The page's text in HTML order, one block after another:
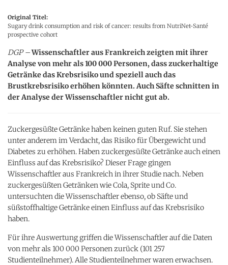
Original Titel:
Sugary drink consumption and risk of cancer: results from NutriNet-Santé
prospective cohort
DGP –Wissenschaftler aus Frankreich zeigten mit ihrer
Analyse von mehr als 100 000 Personen, dass zuckerhaltige
Getränke das Krebsrisiko und speziell auch das
Brustkrebsrisiko erhöhen könnten. Auch Säfte schnitten in
der Analyse der Wissenschaftler nicht gut ab.
Zuckergesüßte Getränke haben keinen guten Ruf. Sie stehen
unter anderem im Verdacht, das Risiko für Übergewicht und
Diabetes zu erhöhen. Haben zuckergesüßte Getränke auch einen
Einfluss auf das Krebsrisiko? Dieser Frage gingen
Wissenschaftler aus Frankreich in ihrer Studie nach. Neben
zuckergesüßten Getränken wie Cola, Sprite und Co.
untersuchten die Wissenschaftler ebenso, ob Säfte und
süßstoffhaltige Getränke einen Einfluss auf das Krebsrisiko
haben.
Für ihre Auswertung griffen die Wissenschaftler auf die Daten
von mehr als 100 000 Personen zurück (101 257
Studienteilnehmer). Alle Studienteilnehmer waren erwachsen.